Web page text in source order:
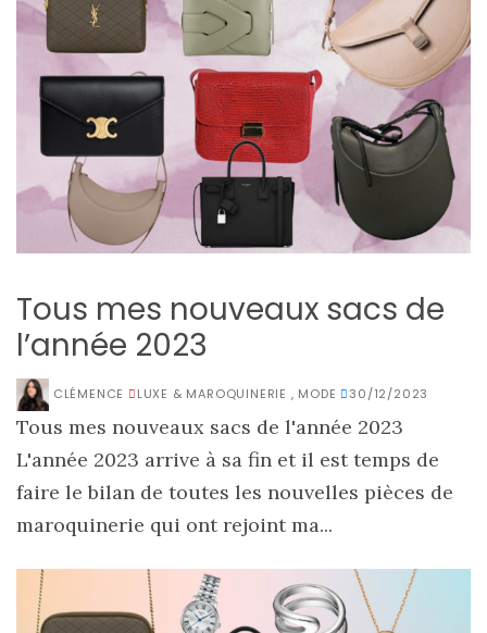
Tous mes nouveaux sacs de
l’année 2023
CLÉMENCE LUXE & MAROQUINERIE , MODE 30/12/2023
Tous mes nouveaux sacs de l'année 2023
L'année 2023 arrive à sa fin et il est temps de
faire le bilan de toutes les nouvelles pièces de
maroquinerie qui ont rejoint ma...